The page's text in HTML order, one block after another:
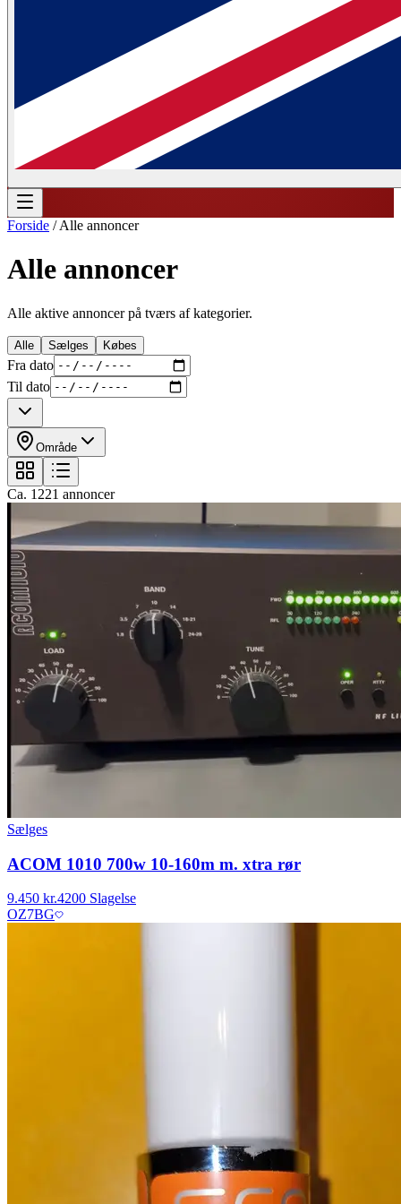
Forside /Alle annoncer
Alle annoncer
Alle aktive annoncer på tværs af kategorier.
Alle Sælges Købes
Fra dato
Til dato
Område
Ca. 1221 annoncer
Sælges
ACOM 1010 700w 10-160m m. xtra rør
9.450 kr.4200 Slagelse
OZ7BG